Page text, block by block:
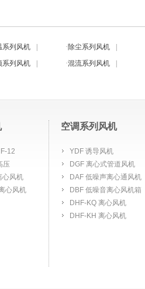
系列风机 ·除尘系列风机
系列风机 ·混流系列风机
12
压
心风机
心风机
空调系列风机
YDF 诱导风机
DGF 离心式管道风机
DAF 低噪声离心通风机
DBF 低噪音离心风机箱
DHF-KQ 离心风机
DHF-KH 离心风机